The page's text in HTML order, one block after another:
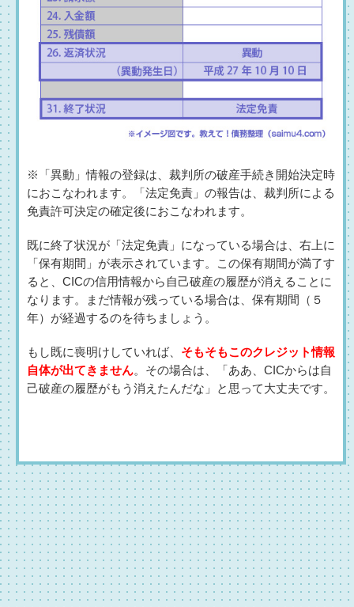
※「異動」情報の登録は、裁判所の破産手続き開始決定時
におこなわれます。「法定免責」の報告は、裁判所による
免責許可決定の確定後におこなわれます。
既に終了状況が「法定免責」になっている場合は、右上に
「保有期間」が表示されています。この保有期間が満了す
ると、CICの信用情報から自己破産の履歴が消えることに
なります。まだ情報が残っている場合は、保有期間（５
年）が経過するのを待ちましょう。
もし既に喪明けしていれば、 そもそもこのクレジット情報
自体が出てきません。その場合は、「ああ、CICからは自
己破産の履歴がもう消えたんだな」と思って大丈夫です。